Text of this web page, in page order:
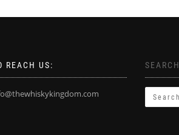
REACH US: SEARCH